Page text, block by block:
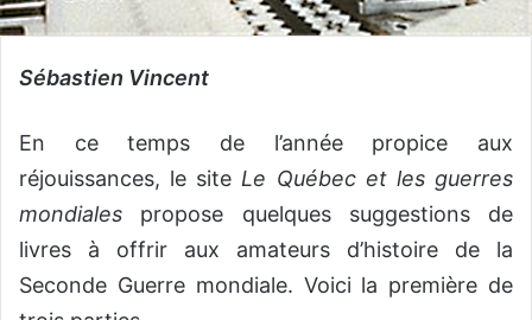
Sébastien Vincent
En ce temps de l’année propice aux
réjouissances, le siteLe Québec et les guerres
mondiales propose quelques suggestions de
livres à offrir aux amateurs d’histoire de la
Seconde Guerre mondiale. Voici la première de